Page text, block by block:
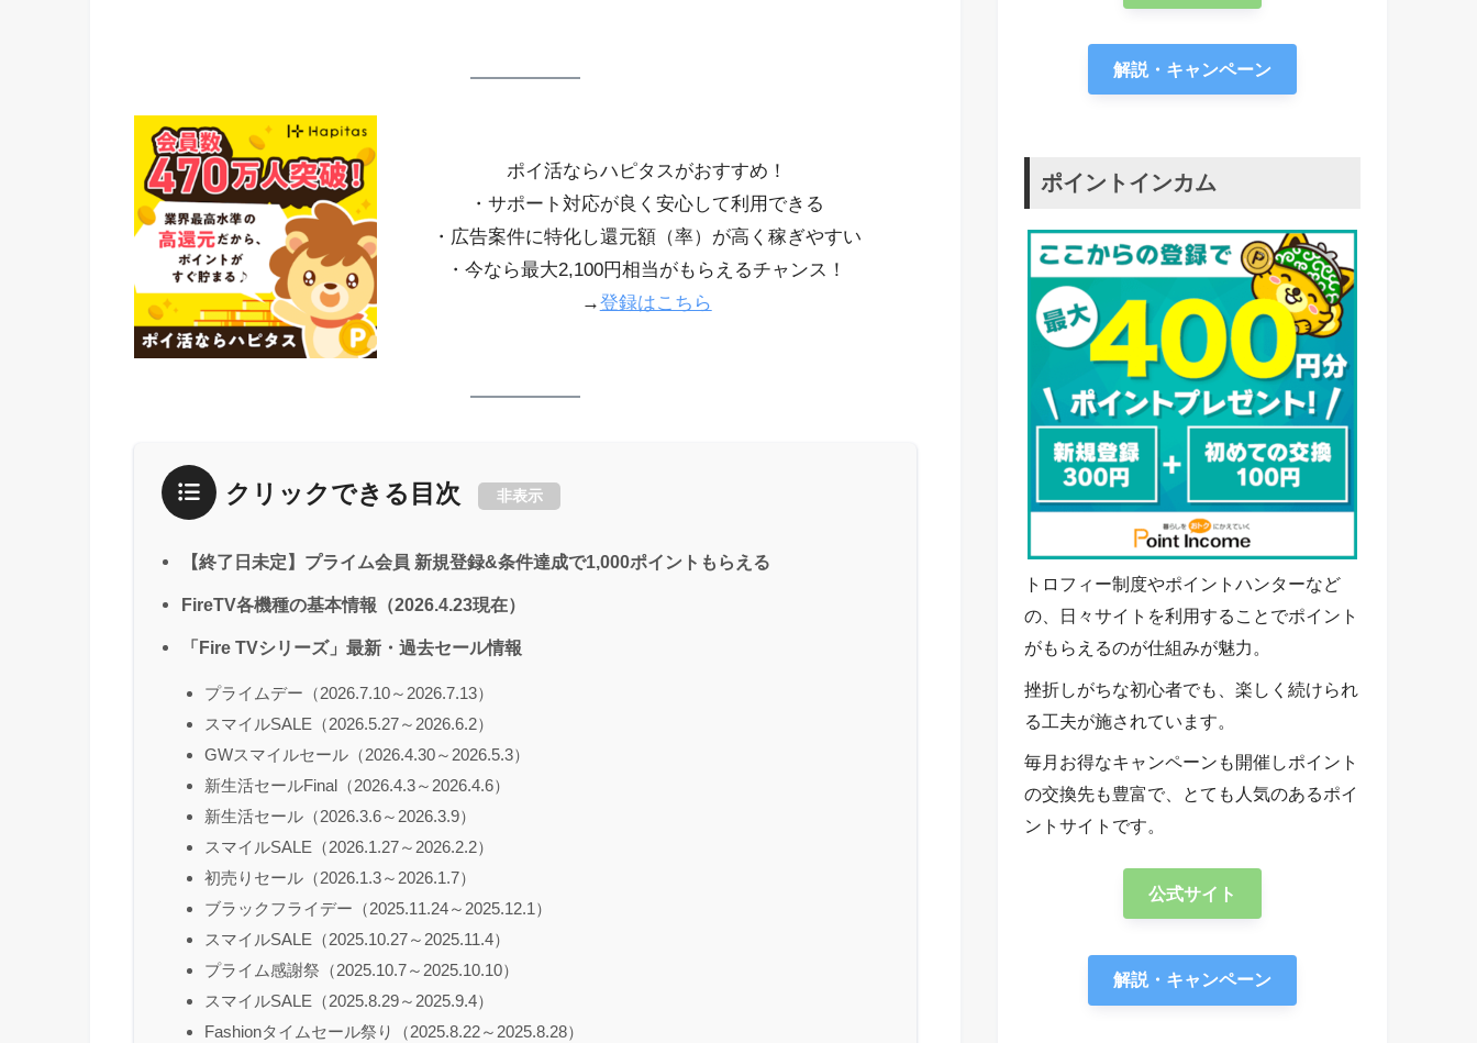
ポイ活ならハピタスがおすすめ！
・サポート対応が良く安心して利用できる
・広告案件に特化し還元額（率）が高く稼ぎやすい
・今なら最大2,100円相当がもらえるチャンス！
→登録はこちら
クリックできる目次 非表示
【終了日未定】プライム会員 新規登録&条件達成で1,000ポイントもらえる
FireTV各機種の基本情報（2026.4.23現在）
「Fire TVシリーズ」最新・過去セール情報
プライムデー（2026.7.10～2026.7.13）
スマイルSALE（2026.5.27～2026.6.2）
GWスマイルセール（2026.4.30～2026.5.3）
新生活セールFinal（2026.4.3～2026.4.6）
新生活セール（2026.3.6～2026.3.9）
スマイルSALE（2026.1.27～2026.2.2）
初売りセール（2026.1.3～2026.1.7）
ブラックフライデー（2025.11.24～2025.12.1）
スマイルSALE（2025.10.27～2025.11.4）
プライム感謝祭（2025.10.7～2025.10.10）
スマイルSALE（2025.8.29～2025.9.4）
Fashionタイムセール祭り（2025.8.22～2025.8.28）
解説・キャンペーン
ポイントインカム
トロフィー制度やポイントハンターなど
の、日々サイトを利用することでポイント
がもらえるのが仕組みが魅力。
挫折しがちな初心者でも、楽しく続けられ
る工夫が施されています。
毎月お得なキャンペーンも開催しポイント
の交換先も豊富で、とても人気のあるポイ
ントサイトです。
公式サイト
解説・キャンペーン